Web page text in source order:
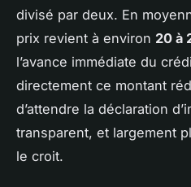
divisé par deux. En
prix revient à environ 20 à
l’avance immédiate du
directement ce montant
d’attendre la déclaration
transparent, et largement
le croit.